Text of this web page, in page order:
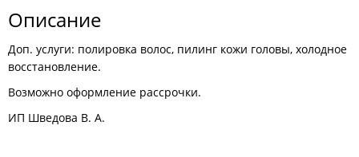
Описание
Доп. услуги: полировка волос, пилинг кожи головы, холодное
восстановление.
Возможно оформление рассрочки.
ИП Шведова В. А.